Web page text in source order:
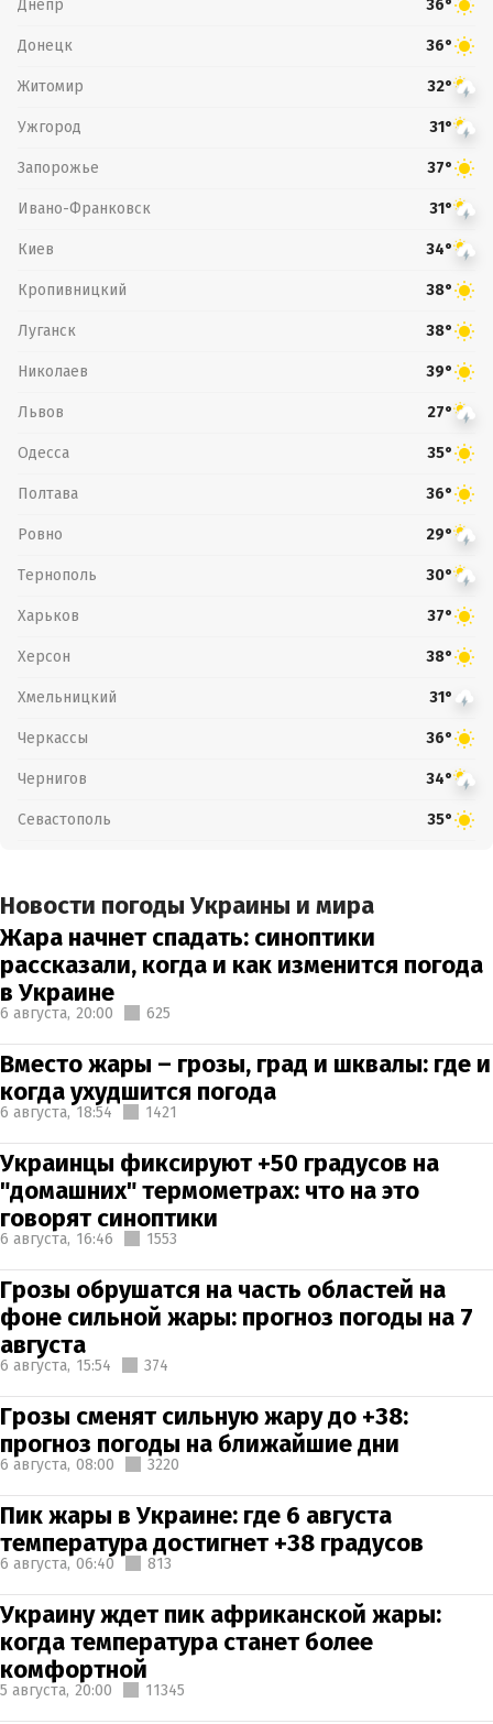
Днепр 36°
Донецк 36°
Житомир 32°
Ужгород 31°
Запорожье 37°
Ивано-Франковск 31°
Киев 34°
Кропивницкий 38°
Луганск 38°
Николаев 39°
Львов 27°
Одесса 35°
Полтава 36°
Ровно 29°
Тернополь 30°
Харьков 37°
Херсон 38°
Хмельницкий 31°
Черкассы 36°
Чернигов 34°
Севастополь 35°
Новости погоды Украины и мира
Жара начнет спадать: синоптики
рассказали, когда и как изменится погода
в Украине
6 августа, 20:00 625
Вместо жары – грозы, град и шквалы: где и
когда ухудшится погода
6 августа, 18:54 1421
Украинцы фиксируют +50 градусов на
"домашних" термометрах: что на это
говорят синоптики
6 августа, 16:46 1553
Грозы обрушатся на часть областей на
фоне сильной жары: прогноз погоды на 7
августа
6 августа, 15:54 374
Грозы сменят сильную жару до +38:
прогноз погоды на ближайшие дни
6 августа, 08:00 3220
Пик жары в Украине: где 6 августа
температура достигнет +38 градусов
6 августа, 06:40 813
Украину ждет пик африканской жары:
когда температура станет более
комфортной
5 августа, 20:00 11345